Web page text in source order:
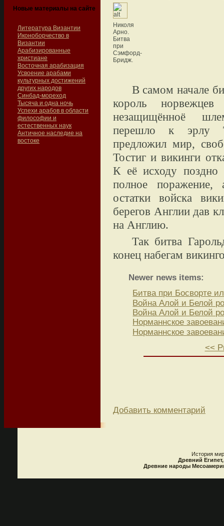
Новые материалы на сайте
Литература Византии
Иконоборчество в
Византии
Арабизированные
христиане
Восточная арабизация
Усвоение арабами
культурных достижений
других народов
Синбад-мореход
Тысяча и одна ночь
Успехи арабов в области
философии и
естественных наук
Античное наследие на
востоке
Николя
Арно.
Битва
при
Сэмфорд-
Бридж.
В самом начале
король
незащищённоё
перешло к эрлу
предложил мир,
Тостиг и викинги
К её исходу поздно
полное
остатки войска
берегов Англии дав
на Англию.
Так битва
конец набегам
Newer news items:
Битва при Босворте
Война Алой и Белой
Война Алой и Белой
Норманнское
Норманнское
<<
Добавить комментарий
История
Древний
Древние народы